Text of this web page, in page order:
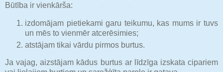
Būtība ir vienkārša:
izdomājam pietiekami garu teikumu, kas mums ir tuvs
un mēs to vienmēr atcerēsimies;
atstājam tikai vārdu pirmos burtus.
Ja vajag, aizstājam kādus burtus ar līdzīga izskata cipariem